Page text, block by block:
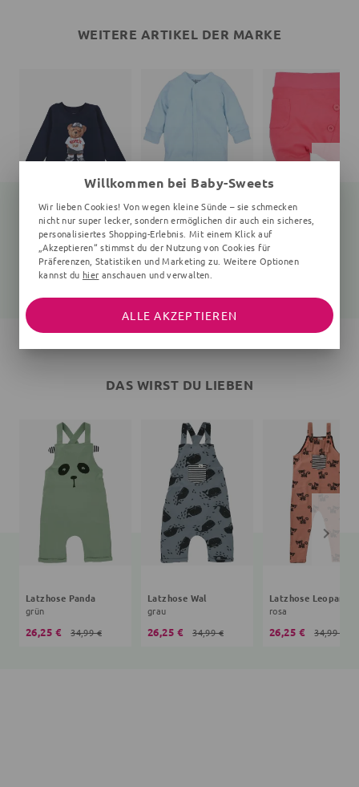
WEITERE ARTIKEL DER MARKE
Langarmshirt Teddybär
navy
25,99 €
Strampler
hellblau
17,30 € 22,99 €
Hose
rot
DAS WIRST DU LIEBEN
Latzhose Panda
grün
26,25 € 34,99 €
Latzhose Wal
grau
26,25 € 34,99 €
Latzhose Leopard
rosa
26,25 € 34,99 €
Willkommen bei Baby-Sweets
Wir lieben Cookies! Von wegen kleine Sünde – sie schmecken
nicht nur super lecker, sondern ermöglichen dir auch ein sicheres,
personalisiertes Shopping-Erlebnis. Mit einem Klick auf
„Akzeptieren“ stimmst du der Nutzung von Cookies für
Präferenzen, Statistiken und Marketing zu. Weitere Optionen
kannst du hier anschauen und verwalten.
ALLE AKZEPTIEREN